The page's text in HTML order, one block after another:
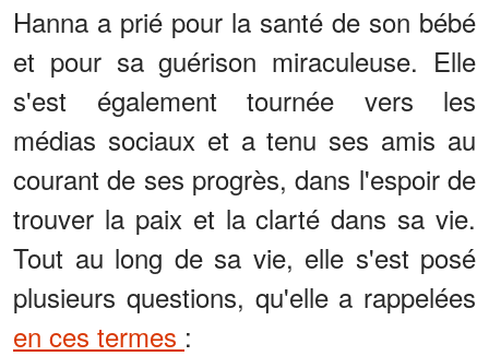
Hanna a prié pour la santé de son bébé
et pour sa guérison miraculeuse. Elle
s'est également tournée vers les
médias sociaux et a tenu ses amis au
courant de ses progrès, dans l'espoir de
trouver la paix et la clarté dans sa vie.
Tout au long de sa vie, elle s'est posé
plusieurs questions, qu'elle a rappelées
en ces termes :